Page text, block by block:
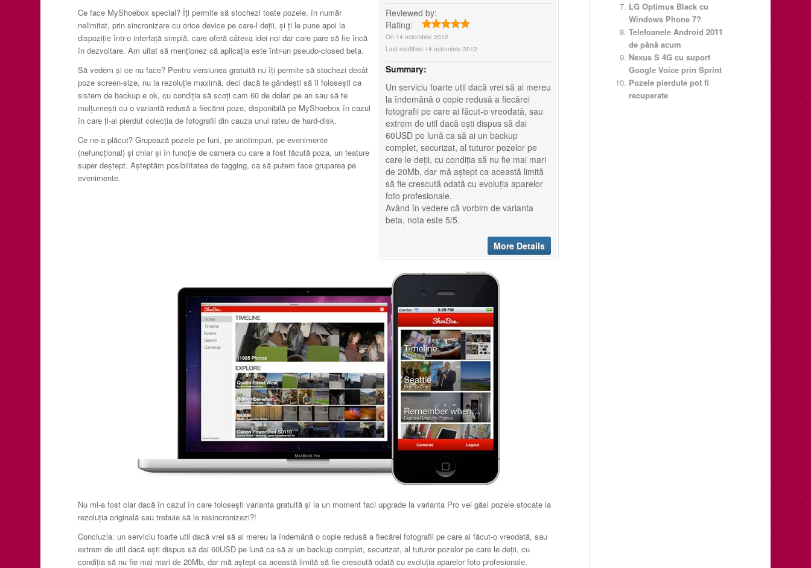
Reviewed by:
Rating:
On 14 octombrie 2012
Last modified:14 octombrie 2012
Summary:
Un serviciu foarte util dacă vrei să ai mereu
la îndemână o copie redusă a fiecărei
fotografii pe care ai făcut-o vreodată, sau
extrem de util dacă ești dispus să dai
60USD pe lună ca să ai un backup
complet, securizat, al tuturor pozelor pe
care le deții, cu condiția să nu fie mai mari
de 20Mb, dar mă aștept ca această limită
să fie crescută odată cu evoluția aparelor
foto profesionale.
Având în vedere că vorbim de varianta
beta, nota este 5/5.
More Details
Ce face MyShoebox special? Îți permite să stochezi toate pozele, în număr
nelimitat, prin sincronizare cu orice device pe care-l deții, și ți le pune apoi la
dispoziție într-o interfață simplă, care oferă câteva idei noi dar care pare să fie încă
în dezvoltare. Am uitat să menționez că aplicația este într-un pseudo-closed beta.
Să vedem și ce nu face? Pentru versiunea gratuită nu îți permite să stochezi decât
poze screen-size, nu la rezoluție maximă, deci dacă te gândești să îl folosești ca
sistem de backup e ok, cu condiția să scoți cam 60 de dolari pe an sau să te
mulțumești cu o variantă redusă a fiecărei poze, disponibilă pe MyShoebox în cazul
în care ți-ai pierdut colecția de fotografii din cauza unui rateu de hard-disk.
Ce ne-a plăcut? Grupează pozele pe luni, pe anotimpuri, pe evenimente
(nefuncțional) și chiar și în funcție de camera cu care a fost făcută poza, un feature
super deștept. Așteptăm posibilitatea de tagging, ca să putem face gruparea pe
evenimente.
Nu mi-a fost clar dacă în cazul în care folosești varianta gratuită și la un moment faci upgrade la varianta Pro vei găsi pozele stocate la
rezoluția originală sau trebuie să le resincronizezi?!
Concluzia: un serviciu foarte util dacă vrei să ai mereu la îndemână o copie redusă a fiecărei fotografii pe care ai făcut-o vreodată, sau
extrem de util dacă ești dispus să dai 60USD pe lună ca să ai un backup complet, securizat, al tuturor pozelor pe care le deții, cu
condiția să nu fie mai mari de 20Mb, dar mă aștept ca această limită să fie crescută odată cu evoluția aparelor foto profesionale.
LG Optimus Black cu
Windows Phone 7?
Telefoanele Android 2011
de până acum
Nexus S 4G cu suport
Google Voice prin Sprint
Pozele pierdute pot fi
recuperate